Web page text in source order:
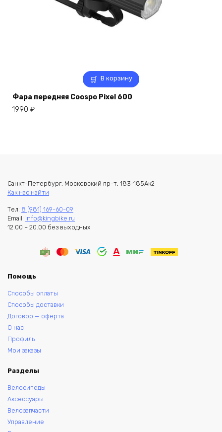
В корзину
Фара передняя Coospo Pixel 600
1990 ₽
Санкт-Петербург, Московский пр-т, 183-185Ак2
Как нас найти
Тел: 8 (981) 169-60-09
Email: info@kingbike.ru
12.00 – 20.00 без выходных
Помощь
Способы оплаты
Способы доставки
Договор — оферта
О нас
Профиль
Мои заказы
Разделы
Велосипеды
Аксессуары
Велозапчасти
Управление